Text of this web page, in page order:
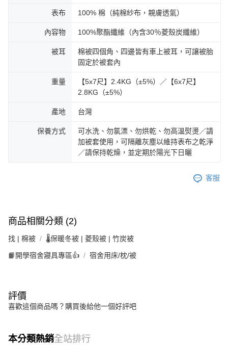
表布 100% 棉（純棉紗布，親膚透氣）
內容物 100%聚酯纖維（內含30％菱殼炭纖維）
被耳
棉被四個角、四邊皆有車上被耳，可讓被胎
固定於被套內
重量
【5x7尺】2.4KG（±5%）／【6x7尺】
2.8KG（±5%）
產地 台灣
保養方式
可水洗、勿氯漂、勿烘乾、勿高溫熨燙／請
加被套使用，可隔離灰塵以維持表布之乾淨
／請保持乾燥，並定期於陽光下日曬
客服
商品相關分類 (2)
找 | 棉被 🌡️保暖冬被 | 菱殼被 | 竹炭被
📙開學宿舍寢具專區👍 宿舍用床/枕/被
評價
喜歡這個商品嗎？購買後給他一個好評吧
本分類熱銷全站排行